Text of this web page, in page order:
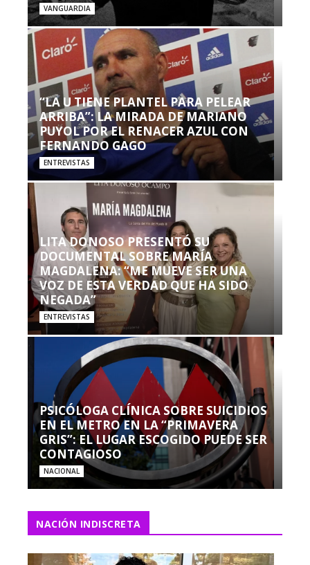
VANGUARDIA
“LA U TIENE PLANTEL PARA PELEAR
ARRIBA”: LA MIRADA DE MARIANO
PUYOL POR EL RENACER AZUL CON
FERNANDO GAGO
ENTREVISTAS
LITA DONOSO PRESENTÓ SU
DOCUMENTAL SOBRE MARÍA
MAGDALENA: “ME MUEVE SER UNA
VOZ DE ESTA VERDAD QUE HA SIDO
NEGADA”
ENTREVISTAS
PSICÓLOGA CLÍNICA SOBRE SUICIDIOS
EN EL METRO EN LA “PRIMAVERA
GRIS”: EL LUGAR ESCOGIDO PUEDE SER
CONTAGIOSO
NACIONAL
NACIÓN INDISCRETA